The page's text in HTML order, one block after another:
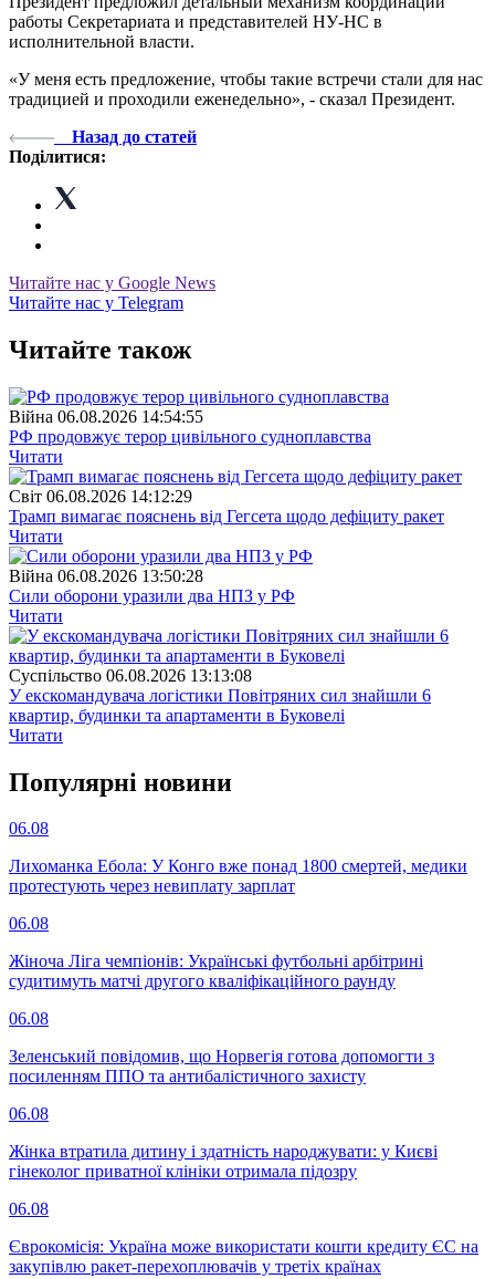
работы Секретариата и представителей НУ-НС в
исполнительной власти.
«У меня есть предложение, чтобы такие встречи стали для нас
традицией и проходили еженедельно», - сказал Президент.
Назад до статей
Поділитися:
Читайте нас у Google News
Читайте нас у Telegram
Читайте також
Війна 06.08.2026 14:54:55
РФ продовжує терор цивільного судноплавства
Читати
Свiт 06.08.2026 14:12:29
Трамп вимагає пояснень від Гегсета щодо дефіциту ракет
Читати
Війна 06.08.2026 13:50:28
Сили оборони уразили два НПЗ у РФ
Читати
Суспiльство 06.08.2026 13:13:08
У екскомандувача логістики Повітряних сил знайшли 6
квартир, будинки та апартаменти в Буковелі
Читати
Популярнi новини
06.08
Лихоманка Ебола: У Конго вже понад 1800 смертей, медики
протестують через невиплату зарплат
06.08
Жіноча Ліга чемпіонів: Українські футбольні арбітрині
судитимуть матчі другого кваліфікаційного раунду
06.08
Зеленський повідомив, що Норвегія готова допомогти з
посиленням ППО та антибалістичного захисту
06.08
Жінка втратила дитину і здатність народжувати: у Києві
гінеколог приватної клініки отримала підозру
06.08
Єврокомісія: Україна може використати кошти кредиту ЄС на
закупівлю ракет-перехоплювачів у третіх країнах